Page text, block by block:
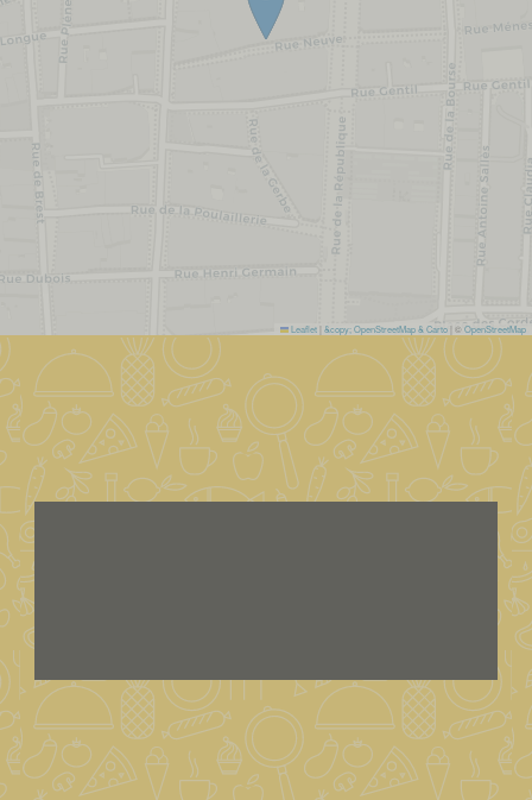
Leaflet &copy; OpenStreetMap & Carto| ©OpenStreetMap